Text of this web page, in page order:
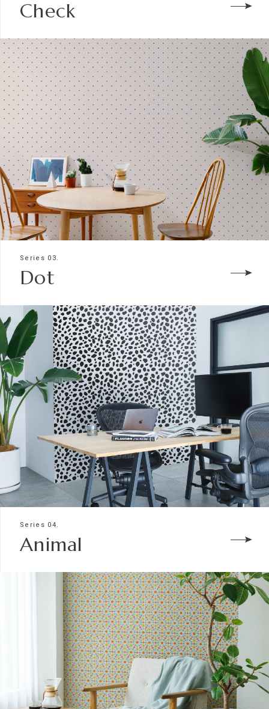
Check
Series 03.
Dot
Series 04.
Animal